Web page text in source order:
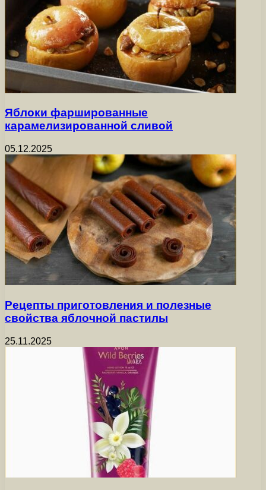
Яблоки фаршированные
карамелизированной сливой
05.12.2025
Рецепты приготовления и полезные
свойства яблочной пастилы
25.11.2025